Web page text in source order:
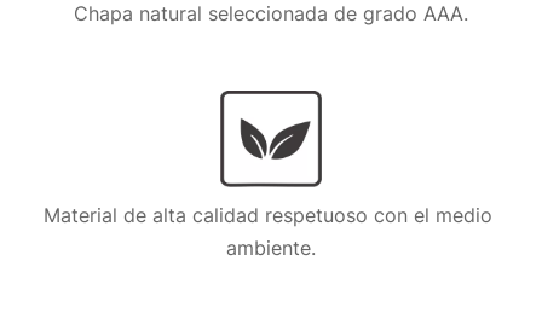
Chapa natural seleccionada de grado AAA.
Material de alta calidad respetuoso con el medio
ambiente.